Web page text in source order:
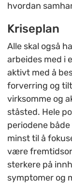
hvordan
Kriseplan
Alle skal også
arbeides med i
aktivt med å
forverring og
virksomme og
ståsted. Hele
periodene
minst til å
være
sterkere på
symptomer og